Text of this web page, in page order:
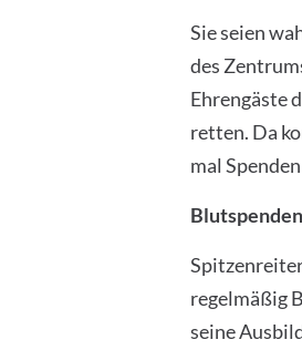
Sie seien
des
Ehrengäste
retten. Da
mal
regelmäßig
seine